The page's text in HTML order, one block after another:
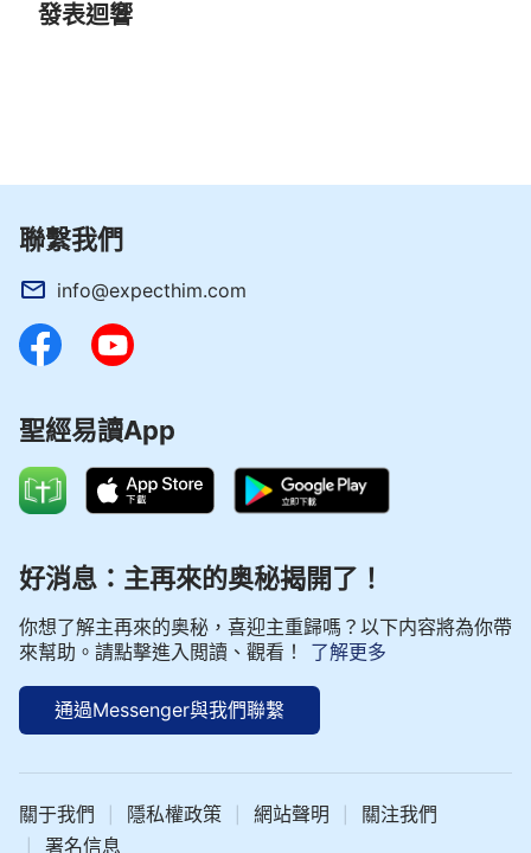
發表迴響
聯繫我們
info@expecthim.com
聖經易讀App
好消息：主再來的奥秘揭開了！
你想了解主再來的奥秘，喜迎主重歸嗎？以下内容將為你帶
來幫助。請點擊進入閲讀、觀看！
了解更多
通過Messenger與我們聯繫
關于我們 隱私權政策 網站聲明 關注我們
署名信息